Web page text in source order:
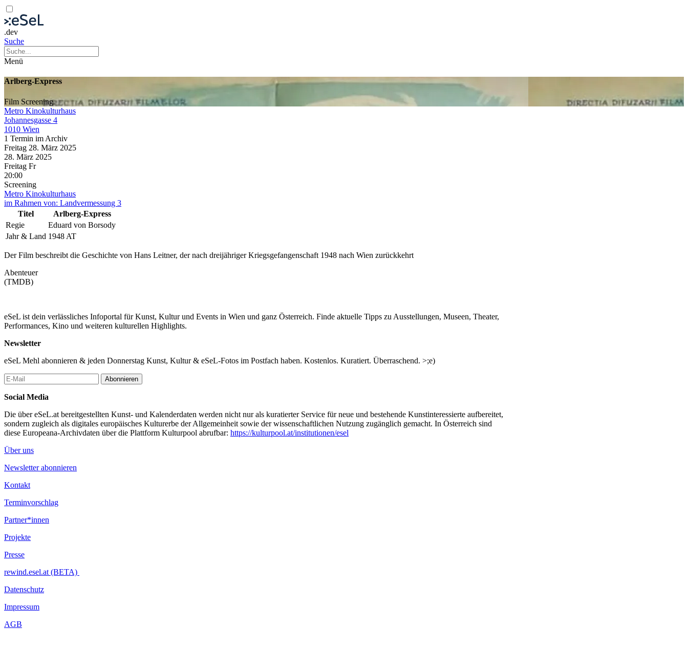
.dev
Suche
Menü
Arlberg-Express
Film Screening
Metro Kinokulturhaus
Johannesgasse 4
1010 Wien
1 Termin im Archiv
Freitag 28. März 2025
28. März 2025
Freitag Fr
20:00
Screening
Metro Kinokulturhaus
im Rahmen von: Landvermessung 3
Titel
Arlberg-Express
Regie
Eduard von Borsody
Jahr & Land 1948 AT
Der Film beschreibt die Geschichte von Hans Leitner, der nach dreijähriger Kriegsgefangenschaft 1948 nach Wien zurückkehrt
Abenteuer
(TMDB)
eSeL ist dein verlässliches Infoportal für Kunst, Kultur und Events in Wien und ganz Österreich. Finde aktuelle Tipps zu Ausstellungen, Museen, Theater,
Performances, Kino und weiteren kulturellen Highlights.
Newsletter
eSeL Mehl abonnieren & jeden Donnerstag Kunst, Kultur & eSeL-Fotos im Postfach haben. Kostenlos. Kuratiert. Überraschend. >;e)
Abonnieren
Social Media
Die über eSeL.at bereitgestellten Kunst- und Kalenderdaten werden nicht nur als kuratierter Service für neue und bestehende Kunstinteressierte aufbereitet,
sondern zugleich als digitales europäisches Kulturerbe der Allgemeinheit sowie der wissenschaftlichen Nutzung zugänglich gemacht. In Österreich sind
diese Europeana-Archivdaten über die Plattform Kulturpool abrufbar: https://kulturpool.at/institutionen/esel
Über uns
Newsletter abonnieren
Kontakt
Terminvorschlag
Partner*innen
Projekte
Presse
rewind.esel.at (BETA)
Datenschutz
Impressum
AGB